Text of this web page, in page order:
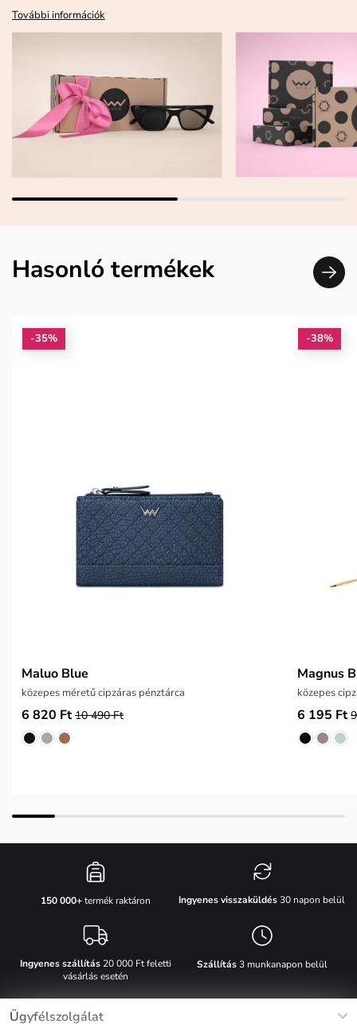
További információk
Hasonló termékek
-35%
Maluo Blue
közepes méretű cipzáras pénztárca
6 820 Ft 10 490 Ft
-38%
Magnus
közepes
6 195 Ft
150 000+termék raktáron Ingyenes visszaküldés30 napon belül
Ingyenes szállítás20 000 Ft feletti
vásárlás esetén
Szállítás3 munkanapon belül
Ügyfélszolgálat